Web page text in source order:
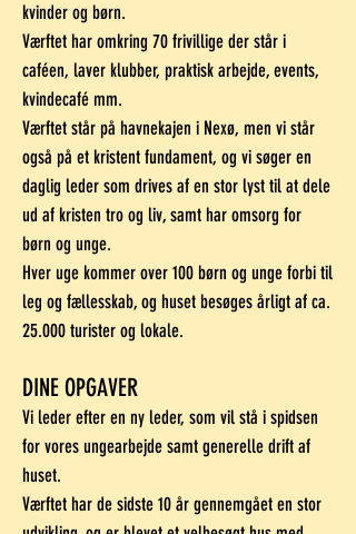
kvinder og børn.
Værftet har omkring 70 frivillige der står i
caféen, laver klubber, praktisk arbejde, events,
kvindecafé mm.
Værftet står på havnekajen i Nexø, men vi står
også på et kristent fundament, og vi søger en
daglig leder som drives af en stor lyst til at dele
ud af kristen tro og liv, samt har omsorg for
børn og unge.
Hver uge kommer over 100 børn og unge forbi til
leg og fællesskab, og huset besøges årligt af ca.
25.000 turister og lokale.
DINE OPGAVER
Vi leder efter en ny leder, som vil stå i spidsen
for vores ungearbejde samt generelle drift af
huset.
Værftet har de sidste 10 år gennemgået en stor